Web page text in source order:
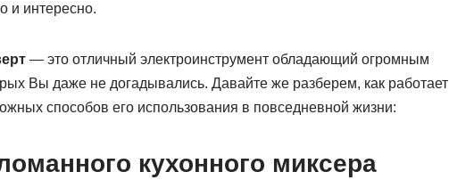
и интересно.
— это отличный электроинструмент обладающий огромным
Вы даже не догадывались. Давайте же разберем, как работает
способов его использования в повседневной жизни:
кухонного миксера